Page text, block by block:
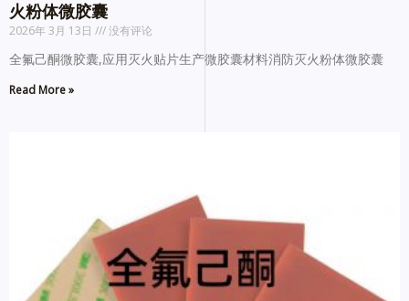
火粉体微胶囊
2026年 3月 13日 没有评论
全氟己酮微胶囊,应用灭火贴片生产微胶囊材料消防灭火粉体微胶囊
Read More »